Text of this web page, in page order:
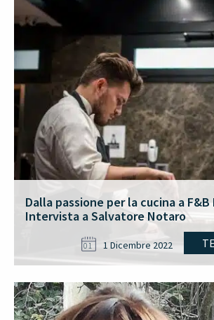
Dalla passione per la cucina a F&B
Intervista a Salvatore Notaro
01 1 Dicembre 2022